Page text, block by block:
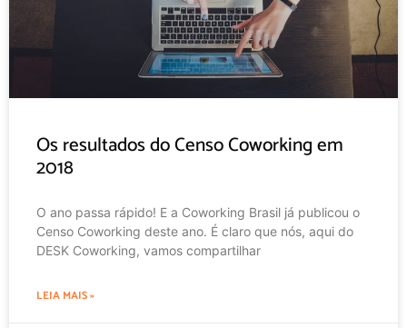
Os resultados do Censo Coworking em
2018
O ano passa rápido! E a Coworking Brasil já publicou o
Censo Coworking deste ano. É claro que nós, aqui do
DESK Coworking, vamos compartilhar
LEIA MAIS »